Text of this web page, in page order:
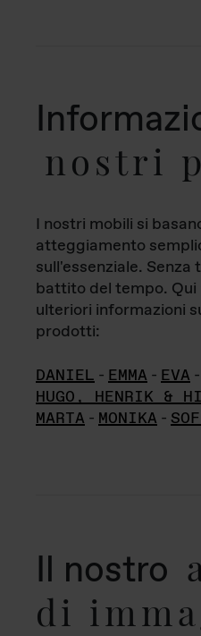
nostri
I nostri mobili si
atteggiamento
sull'essenziale.
battito del tempo.
ulteriori informazioni
prodotti:
DANIEL - EMMA - EVA -
HUGO, HENRIK &
MARTA - MONIKA -
Il nostro
di